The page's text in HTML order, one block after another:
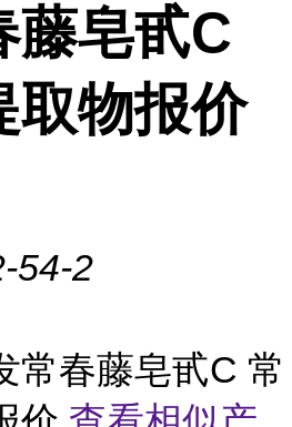
藤皂甙C
取物报价
54-2
常春藤皂甙C 常